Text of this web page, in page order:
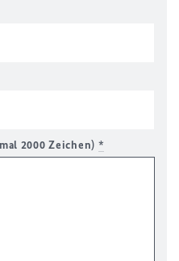
2000 Zeichen) *